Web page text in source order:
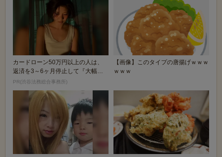
カードローン50万円以上の人は、
返済を3～6ヶ月停止して『大幅に
減額してから返済...
PR(渋谷法務総合事務所)
【画像】このタイプの唐揚げｗｗｗ
ｗｗｗ